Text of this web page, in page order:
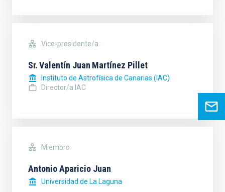
Vice-presidente/a
Sr.Valentín Juan Martínez Pillet
Instituto de Astrofísica de Canarias (IAC)
Director/a IAC
Miembro
Antonio Aparicio Juan
Universidad de La Laguna